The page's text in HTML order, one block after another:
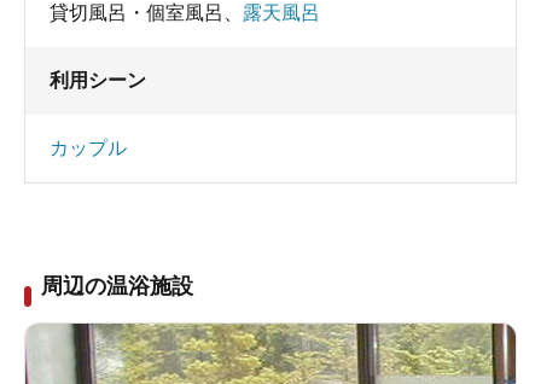
貸切風呂・個室風呂 露天風呂
利用シーン
カップル
周辺の温浴施設